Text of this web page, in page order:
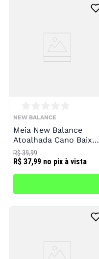
NEW BALANCE
Meia New Balance
Atoalhada Cano Baixo
3 Pares Infantil
R$ 37,99 no pix à vista
R$ 39,99